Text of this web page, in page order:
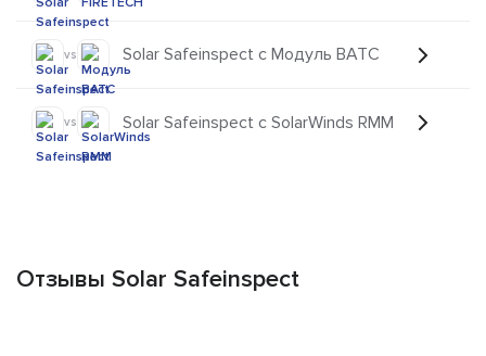
vs Solar Safeinspect с Модуль ВАТС
vs Solar Safeinspect с SolarWinds RMM
Отзывы Solar Safeinspect